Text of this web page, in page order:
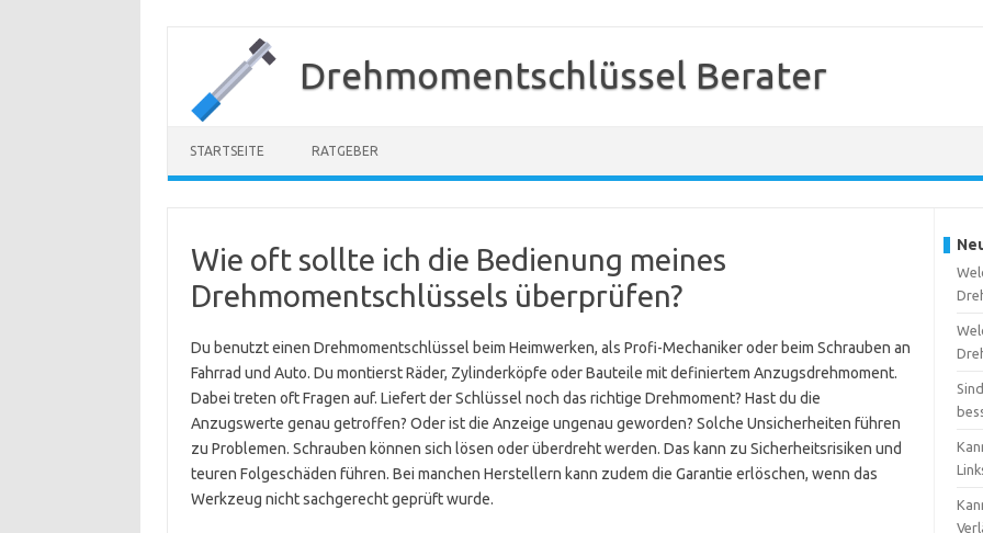
Drehmomentschlüssel Berater
STARTSEITE RATGEBER
Wie oft sollte ich die Bedienung meines
Drehmomentschlüssels überprüfen?
Du benutzt einen Drehmomentschlüssel beim Heimwerken, als Profi-Mechaniker oder beim Schrauben an
Fahrrad und Auto. Du montierst Räder, Zylinderköpfe oder Bauteile mit definiertem Anzugsdrehmoment.
Dabei treten oft Fragen auf. Liefert der Schlüssel noch das richtige Drehmoment? Hast du die
Anzugswerte genau getroffen? Oder ist die Anzeige ungenau geworden? Solche Unsicherheiten führen
zu Problemen. Schrauben können sich lösen oder überdreht werden. Das kann zu Sicherheitsrisiken und
teuren Folgeschäden führen. Bei manchen Herstellern kann zudem die Garantie erlöschen, wenn das
Werkzeug nicht sachgerecht geprüft wurde.